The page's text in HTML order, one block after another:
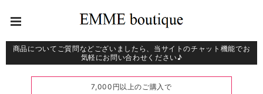
商品についてご質問などございましたら、当サイトのチャット機能でお
気軽にお問い合わせください♪
7,000円以上のご購入で